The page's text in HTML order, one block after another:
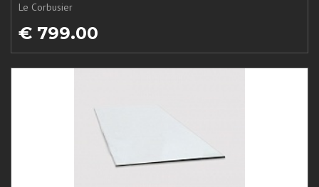
Le Corbusier
€ 799.00